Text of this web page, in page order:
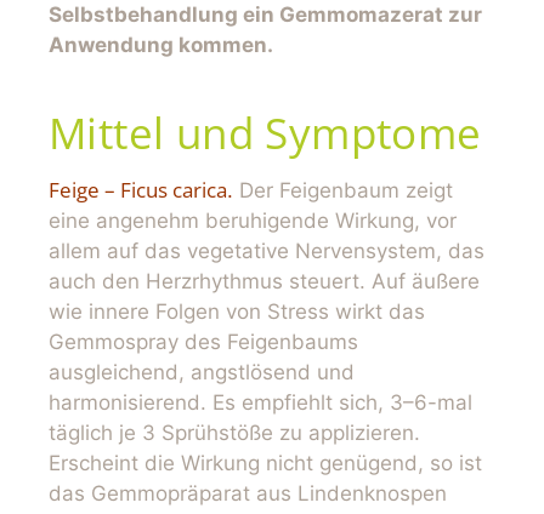
Selbstbehandlung ein Gemmomazerat zur
Anwendung kommen.
Mittel und Symptome
Feige – Ficus carica. Der Feigenbaum zeigt
eine angenehm beruhigende Wirkung, vor
allem auf das vegetative Nervensystem, das
auch den Herzrhythmus steuert. Auf äußere
wie innere Folgen von Stress wirkt das
Gemmospray des Feigenbaums
ausgleichend, angstlösend und
harmonisierend. Es empfiehlt sich, 3–6-mal
täglich je 3 Sprühstöße zu applizieren.
Erscheint die Wirkung nicht genügend, so ist
das Gemmopräparat aus Lindenknospen